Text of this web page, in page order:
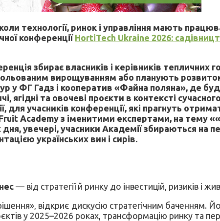
технології, ринок і управління мають
конференції HortiTech Ukraine 2026:
збирає власників і керівників тепличних
вирощуванням або планують
у ФГ Гадз і кооператив «Файна поляна», де
ягідні та овочеві проєкти в контексті
учасників конференції, які прагнуть
Academy з іменитими експертами, на тему
увечері, учасники Академії збираються на
українських вин і сирів.
— від стратегії й ринку до інвестицій, ризиків і
рішення», відкриє дискусію стратегічним
у 2025–2026 роках, трансформацію ринку та